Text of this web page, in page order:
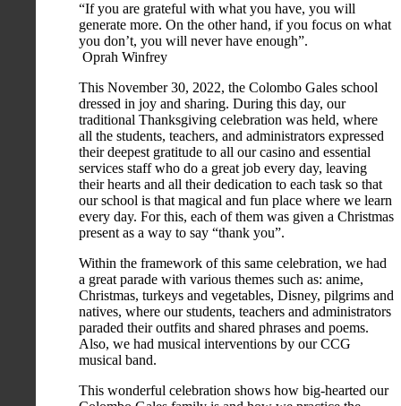
“If you are grateful with what you have, you will
generate more. On the other hand, if you focus on what
you don’t, you will never have enough”.
Oprah Winfrey
This November 30, 2022, the Colombo Gales school
dressed in joy and sharing. During this day, our
traditional Thanksgiving celebration was held, where
all the students, teachers, and administrators expressed
their deepest gratitude to all our casino and essential
services staff who do a great job every day, leaving
their hearts and all their dedication to each task so that
our school is that magical and fun place where we learn
every day. For this, each of them was given a Christmas
present as a way to say “thank you”.
Within the framework of this same celebration, we had
a great parade with various themes such as: anime,
Christmas, turkeys and vegetables, Disney, pilgrims and
natives, where our students, teachers and administrators
paraded their outfits and shared phrases and poems.
Also, we had musical interventions by our CCG
musical band.
This wonderful celebration shows how big-hearted our